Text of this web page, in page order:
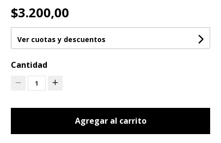
$3.200,00
Ver cuotas y descuentos
Cantidad
1
Agregar al carrito